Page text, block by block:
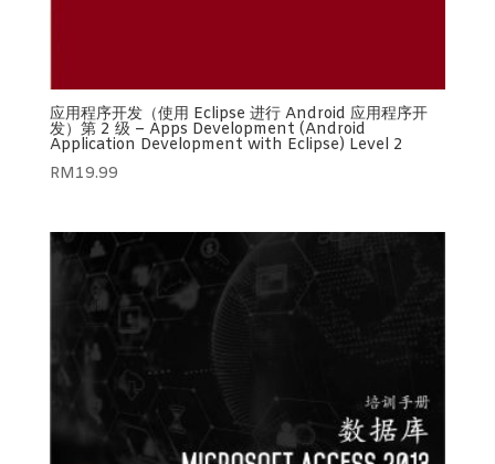
应用程序开发（使用 Eclipse 进行 Android 应用程序开
发）第 2 级 – Apps Development (Android
Application Development with Eclipse) Level 2
RM19.99